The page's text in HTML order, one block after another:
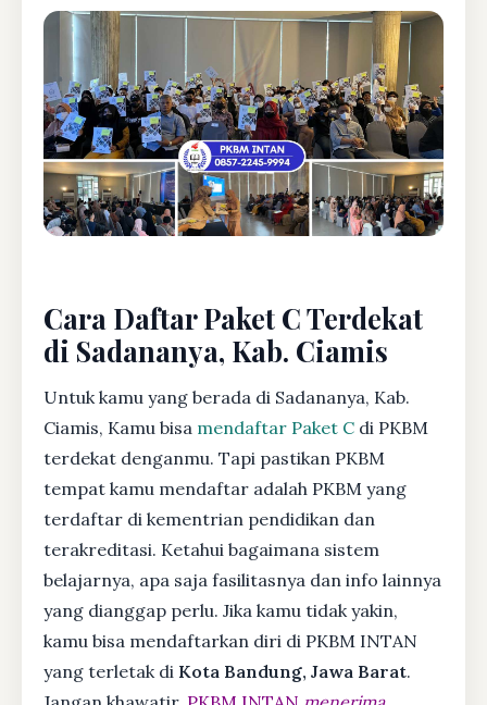
Cara Daftar Paket C Terdekat
di Sadananya, Kab. Ciamis
Untuk kamu yang berada di Sadananya, Kab.
Ciamis, Kamu bisa mendaftar Paket C di PKBM
terdekat denganmu. Tapi pastikan PKBM
tempat kamu mendaftar adalah PKBM yang
terdaftar di kementrian pendidikan dan
terakreditasi. Ketahui bagaimana sistem
belajarnya, apa saja fasilitasnya dan info lainnya
yang dianggap perlu. Jika kamu tidak yakin,
kamu bisa mendaftarkan diri di PKBM INTAN
yang terletak di Kota Bandung, Jawa Barat.